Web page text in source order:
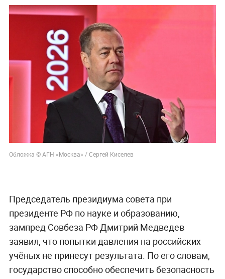
Обложка © АГН «Москва» / Сергей Киселев
Председатель президиума совета при
президенте РФ по науке и образованию,
зампред Совбеза РФ Дмитрий Медведев
заявил, что попытки давления на российских
учёных не принесут результата. По его словам,
государство способно обеспечить безопасность